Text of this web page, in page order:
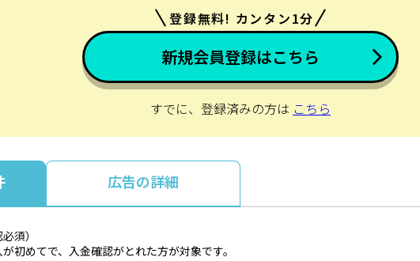
登録無料! カンタン1分
新規会員登録はこちら
すでに、登録済みの方は こちら
広告の詳細
須）
初めてで、入金確認がとれた方が対象です。